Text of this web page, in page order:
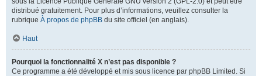
distribué gratuitement. Pour plus d’informations, veuillez consulter la
rubrique À propos de phpBB du site officiel (en anglais).
Haut
Pourquoi la fonctionnalité X n’est pas disponible ?
Ce programme a été développé et mis sous licence par phpBB Limited. Si